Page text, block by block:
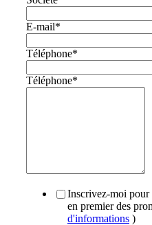
E-mail*
Téléphone*
Téléphone*
Inscrivez-moi pour
en premier des
d'informations )